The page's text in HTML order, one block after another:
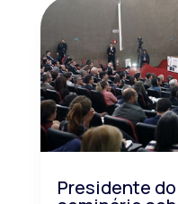
Presidente do